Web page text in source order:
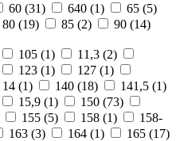
60 (31) 640 (1) 65 (5)
80 (19) 85 (2) 90 (14)
105 (1) 11,3 (2)
123 (1) 127 (1)
14 (1) 140 (18) 141,5 (1)
15,9 (1) 150 (73)
155 (5) 158 (1)
158-
163 (3) 164 (1) 165 (17)